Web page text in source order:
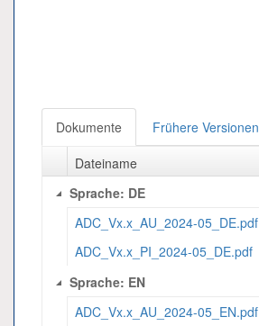
Dokumente Frühere Versionen
Dateiname
Sprache: DE
ADC_Vx.x_AU_2024-05_DE.pdf
ADC_Vx.x_PI_2024-05_DE.pdf
Sprache: EN
ADC_Vx.x_AU_2024-05_EN.pdf